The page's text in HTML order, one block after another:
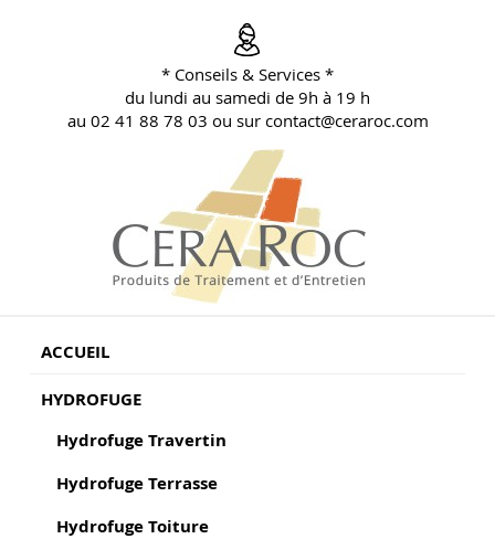
* Conseils & Services *
du lundi au samedi de 9h à 19 h
au 02 41 88 78 03 ou sur contact@ceraroc.com
ACCUEIL
HYDROFUGE
Hydrofuge Travertin
Hydrofuge Terrasse
Hydrofuge Toiture